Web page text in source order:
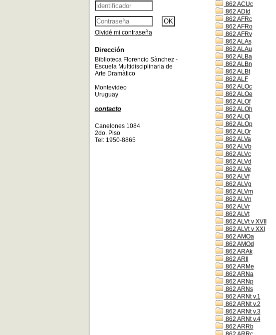
862 ACUc
862 ADId
862 AFRc
862 AFRo
862 AFRv
862 ALAs
862 ALAu
862 ALBa
862 ALBn
862 ALBt
862 ALF
862 ALOc
862 ALOe
862 ALOf
862 ALOh
862 ALOj
862 ALOp
862 ALOr
862 ALVa
862 ALVb
862 ALVc
862 ALVd
862 ALVe
862 ALVf
862 ALVg
862 ALVm
862 ALVn
862 ALVr
862 ALVt
862 ALVt v XVII
862 ALVt v XXI
862 AMOa
862 AMOd
862 ARAk
862 ARIl
862 ARMe
862 ARNa
862 ARNp
862 ARNs
862 ARNt v.1
862 ARNt v.2
862 ARNt v.3
862 ARNt v.4
862 ARRb
Olvidé mi contraseña
Dirección
Biblioteca Florencio Sànchez -
Escuela Multidisciplinaria de
Arte Dramàtico
Montevideo
Uruguay
contacto
Canelones 1084
2do. Piso
Tel: 1950-8865